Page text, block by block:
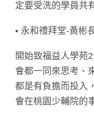
定要受洗的學員共
• 永和禮拜堂-黃彬
開始致福益人學苑
會都一同來思考、
都是有負擔而投入
會在桃園少輔院的